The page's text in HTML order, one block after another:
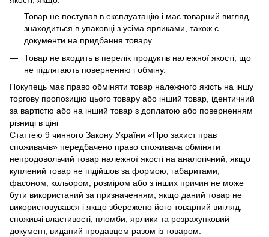
Товар не поступав в експлуатацію і має товарний вигляд,
знаходиться в упаковці з усіма ярликами, також є
документи на придбання товару.
Товар не входить в перелік продуктів належної якості, що
не підлягають поверненню і обміну.
Покупець має право обміняти товар належного якість на іншу
торгову пропозицію цього товару або інший товар, ідентичний
за вартістю або на інший товар з доплатою або поверненням
різниці в ціні
Статтею 9 чинного Закону України «Про захист прав
споживачів» передбачено право споживача обміняти
непродовольчий товар належної якості на аналогічний, якщо
куплений товар не підійшов за формою, габаритами,
фасоном, кольором, розміром або з інших причин не може
бути використаний за призначенням, якщо даний товар не
використовувався і якщо збережено його товарний вигляд,
споживчі властивості, пломби, ярлики та розрахунковий
документ, виданий продавцем разом із товаром.